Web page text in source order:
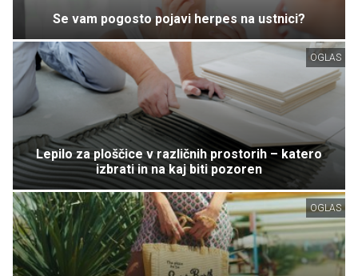
Se vam pogosto pojavi herpes na ustnici?
OGLAS
Lepilo za ploščice v različnih prostorih – katero
izbrati in na kaj biti pozoren
OGLAS